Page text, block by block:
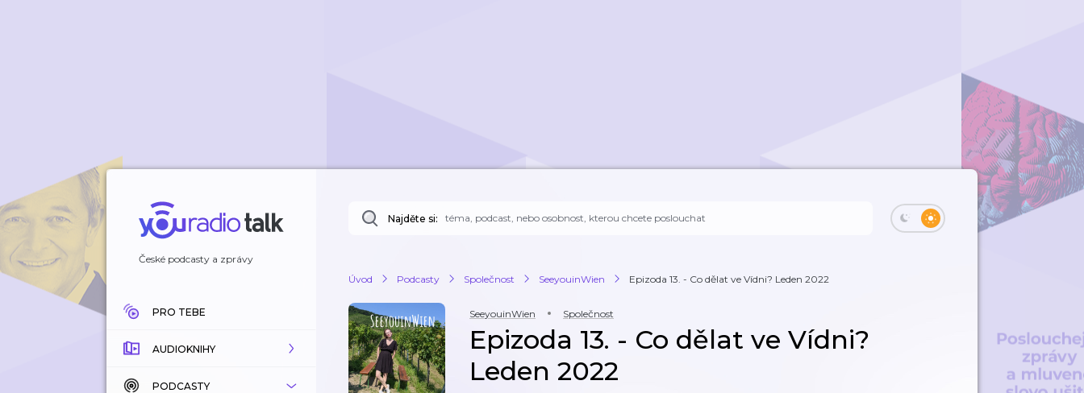
České podcasty a zprávy
PRO TEBE
AUDIOKNIHY
KATALOG
PODCASTY
Najděte si:
Úvod Podcasty Společnost SeeyouinWien Epizoda 13. - Co dělat ve Vídni? Leden 2022
SeeyouinWien Společnost
Epizoda 13. - Co dělat ve Vídni?
Leden 2022